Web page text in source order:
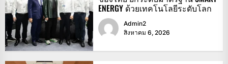
ENERGY ด้วยเทคโนโลยีระดับโลก
Admin2
สิงหาคม 6, 2026